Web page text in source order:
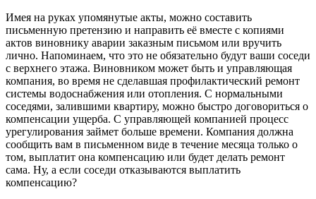
Имея на руках упомянутые акты, можно составить
письменную претензию и направить её вместе с копиями
актов виновнику аварии заказным письмом или вручить
лично. Напоминаем, что это не обязательно будут ваши соседи
с верхнего этажа. Виновником может быть и управляющая
компания, во время не сделавшая профилактический ремонт
системы водоснабжения или отопления. С нормальными
соседями, залившими квартиру, можно быстро договориться о
компенсации ущерба. С управляющей компанией процесс
урегулирования займет больше времени. Компания должна
сообщить вам в письменном виде в течение месяца только о
том, выплатит она компенсацию или будет делать ремонт
сама. Ну, а если соседи отказываются выплатить
компенсацию?